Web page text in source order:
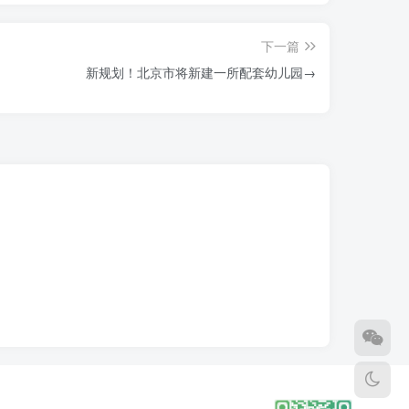
下一篇
新规划！北京市将新建一所配套幼儿园→